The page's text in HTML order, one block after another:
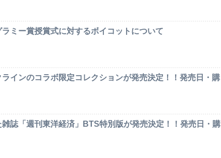
ラミー賞授賞式に対するボイコットについて
インのコラボ限定コレクションが発売決定！！発売日・購
誌「週刊東洋経済」BTS特別版が発売決定！！発売日・購